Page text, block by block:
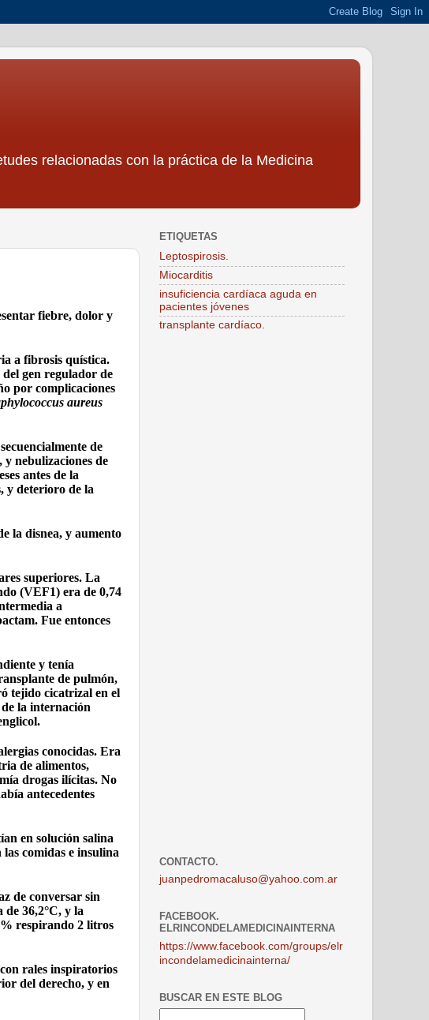
relacionadas con la práctica de la Medicina
fiebre, dolor y
a fibrosis quística.
gen regulador de
por complicaciones
aureus
de
nebulizaciones de
antes de la
y deterioro de la
la disnea, y aumento
superiores. La
(VEF1) era de 0,74
a
Fue entonces
y tenía
de pulmón,
tejido cicatrizal en el
la internación
conocidas. Era
de alimentos,
drogas ilícitas. No
antecedentes
en solución salina
comidas e insulina
de conversar sin
36,2°C, y la
respirando 2 litros
rales inspiratorios
del derecho, y en
ETIQUETAS
Leptospirosis.
Miocarditis
insuficiencia cardíaca aguda en
pacientes jóvenes
transplante cardíaco.
CONTACTO.
juanpedromacaluso@yahoo.com.ar
FACEBOOK.
ELRINCONDELAMEDICINAINTERNA
https://www.facebook.com/groups/elr
incondelamedicinainterna/
BUSCAR EN ESTE BLOG